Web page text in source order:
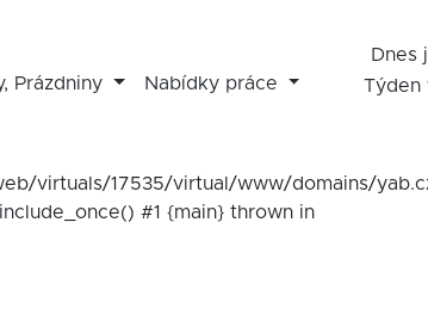
Prázdniny Nabídky práce
Dnes
virtuals/17535/virtual/www/domains/
#1 {main} thrown in